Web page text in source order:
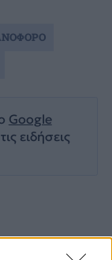
Google
ειδήσεις